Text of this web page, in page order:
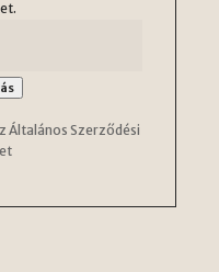
Általános Szerződési